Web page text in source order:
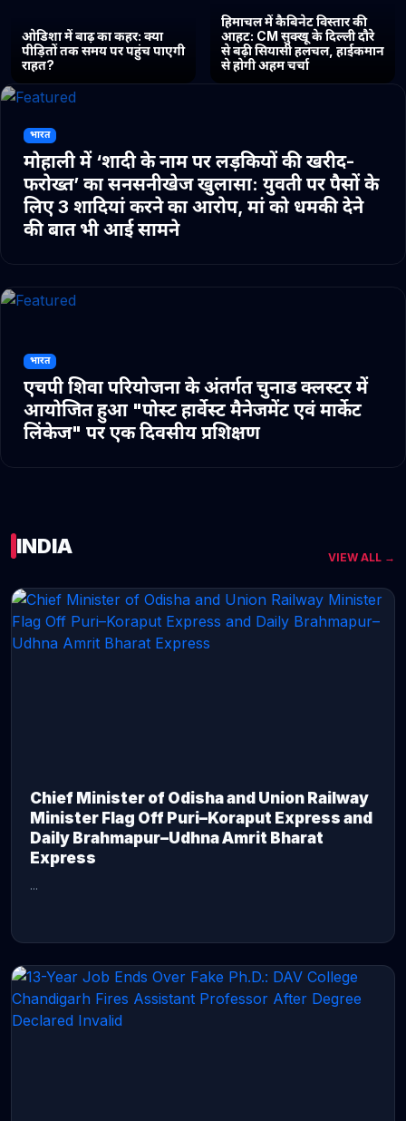
ओडिशा में बाढ़ का कहर: क्या
पीड़ितों तक समय पर पहुंच पाएगी
राहत?
हिमाचल में कैबिनेट विस्तार की
आहट: CM सुक्खू के दिल्ली दौरे
से बढ़ी सियासी हलचल, हाईकमान
से होगी अहम चर्चा
भारत
मोहाली में ‘शादी के नाम पर लड़कियों की खरीद-
फरोख्त’ का सनसनीखेज खुलासा: युवती पर पैसों के
लिए 3 शादियां करने का आरोप, मां को धमकी देने
की बात भी आई सामने
भारत
एचपी शिवा परियोजना के अंतर्गत चुनाड क्लस्टर में
आयोजित हुआ "पोस्ट हार्वेस्ट मैनेजमेंट एवं मार्केट
लिंकेज" पर एक दिवसीय प्रशिक्षण
INDIA VIEW ALL →
Chief Minister of Odisha and Union Railway
Minister Flag Off Puri–Koraput Express and
Daily Brahmapur–Udhna Amrit Bharat
Express
...